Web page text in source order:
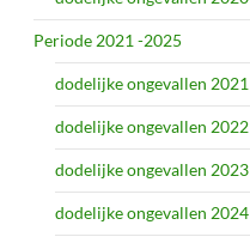
Periode 2021 -2025
dodelijke ongevallen 2021
dodelijke ongevallen 2022
dodelijke ongevallen 2023
dodelijke ongevallen 2024